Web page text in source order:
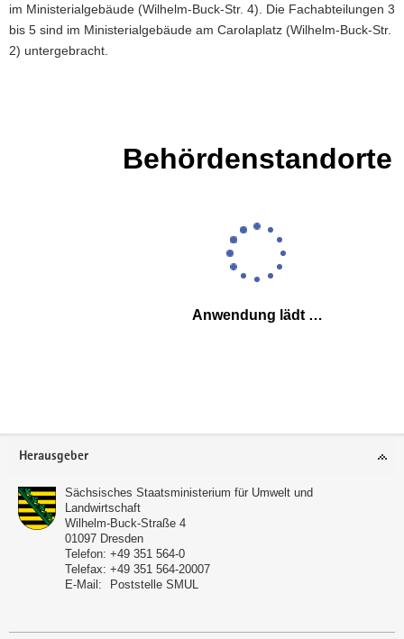
im Ministerialgebäude (Wilhelm-Buck-Str. 4). Die Fachabteilungen 3
bis 5 sind im Ministerialgebäude am Carolaplatz (Wilhelm-Buck-Str.
2) untergebracht.
Footer-
Herausgeber
Sächsisches Staatsministerium für Umwelt und
Landwirtschaft
Wilhelm-Buck-Straße 4
01097 Dresden
Telefon: +49 351 564-0
Telefax: +49 351 564-20007
E-Mail:
Poststelle SMUL